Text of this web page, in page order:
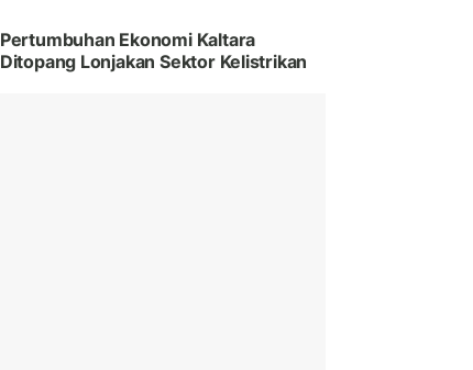
Pertumbuhan Ekonomi Kaltara
Ditopang Lonjakan Sektor Kelistrikan